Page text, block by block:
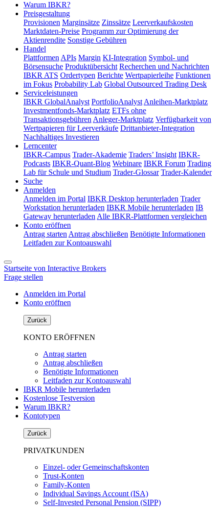
Warum IBKR?
Preisgestaltung
Provisionen Marginsätze Zinssätze Leerverkaufskosten
Marktdaten-Preise Programm zur Optimierung der
Aktienrendite Sonstige Gebühren
Handel
Plattformen APIs Margin KI-Integration Symbol- und
Börsensuche Produktübersicht Recherchen und Nachrichten
IBKR ATS Ordertypen Berichte Wertpapierleihe Funktionen
im Fokus Probability Lab Global Outsourced Trading Desk
Serviceleistungen
IBKR GlobalAnalyst PortfolioAnalyst Anleihen-Marktplatz
Investmentfonds-Marktplatz ETFs ohne
Transaktionsgebühren Anleger-Marktplatz Verfügbarkeit von
Wertpapieren für Leerverkäufe Drittanbieter-Integration
Nachhaltiges Investieren
Lerncenter
IBKR-Campus Trader-Akademie Traders’ Insight IBKR-
Podcasts IBKR-Quant-Blog Webinare IBKR Forum Trading
Lab für Schule und Studium Trader-Glossar Trader-Kalender
Suche
Anmelden
Anmelden im Portal IBKR Desktop herunterladen Trader
Workstation herunterladen IBKR Mobile herunterladen IB
Gateway herunterladen Alle IBKR-Plattformen vergleichen
Konto eröffnen
Antrag starten Antrag abschließen Benötigte Informationen
Leitfaden zur Kontoauswahl
Startseite von Interactive Brokers
Frage stellen
Anmelden im Portal
Konto eröffnen
Zurück
KONTO ERÖFFNEN
Antrag starten
Antrag abschließen
Benötigte Informationen
Leitfaden zur Kontoauswahl
IBKR Mobile herunterladen
Kostenlose Testversion
Warum IBKR?
Kontotypen
Zurück
PRIVATKUNDEN
Einzel- oder Gemeinschaftskonten
Trust-Konten
Family-Konten
Individual Savings Account (ISA)
Self-Invested Personal Pension (SIPP)